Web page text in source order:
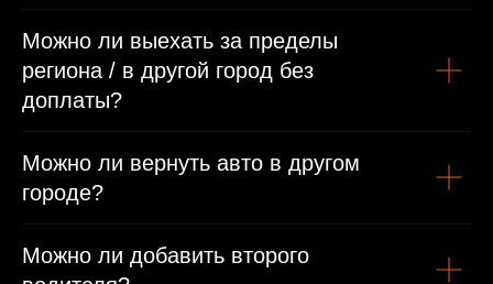
Можно ли выехать за пределы
региона / в другой город без
доплаты?
Можно ли вернуть авто в другом
городе?
Можно ли добавить второго